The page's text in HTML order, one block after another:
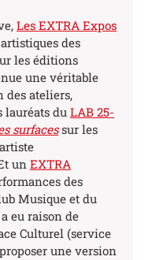
Les EXTRA Expos
des
les éditions
une véritable
des ateliers,
lauréats duLAB 25-
surfacessur les
unEXTRA
des
Musique et du
eu raison de
Culturel (service
une version